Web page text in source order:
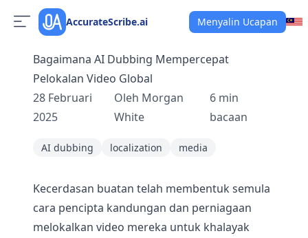
AccurateScribe.ai Menyalin Ucapan
Bagaimana AI Dubbing Mempercepat
Pelokalan Video Global
28 Februari
2025
Oleh Morgan
White
6 min
bacaan
AI dubbing localization media
Kecerdasan buatan telah membentuk semula
cara pencipta kandungan dan perniagaan
melokalkan video mereka untuk khalayak